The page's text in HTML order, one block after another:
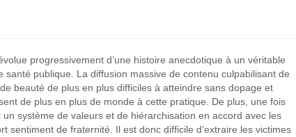
progressivement d’une histoire anecdotique à un véritable
publique. La diffusion massive de contenu culpabilisant de
beauté de plus en plus difficiles à atteindre sans dopage et
de plus en plus de monde à cette pratique. De plus, une fois
système de valeurs et de hiérarchisation en accord avec les
sentiment de fraternité. Il est donc difficile d’extraire les victimes